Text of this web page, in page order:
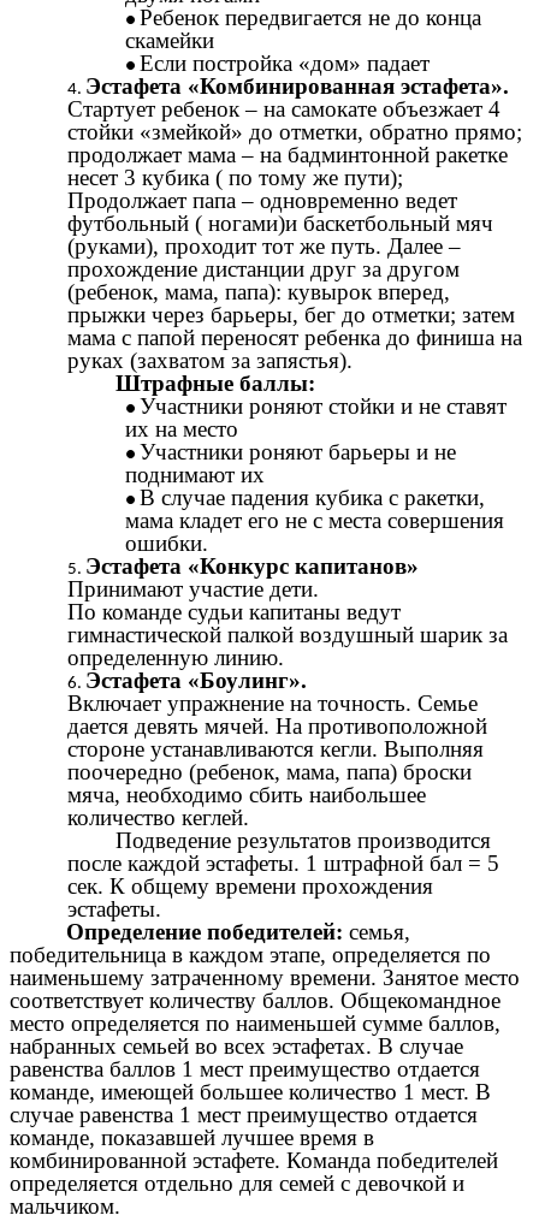
Ребенок передвигается не до конца
скамейки
Если постройка «дом» падает
Эстафета «Комбинированная эстафета».
Стартует ребенок – на самокате объезжает 4
стойки «змейкой» до отметки, обратно прямо;
продолжает мама – на бадминтонной ракетке
несет 3 кубика ( по тому же пути);
Продолжает папа – одновременно ведет
футбольный ( ногами)и баскетбольный мяч
(руками), проходит тот же путь. Далее –
прохождение дистанции друг за другом
(ребенок, мама, папа): кувырок вперед,
прыжки через барьеры, бег до отметки; затем
мама с папой переносят ребенка до финиша на
руках (захватом за запястья).
Штрафные баллы:
Участники роняют стойки и не ставят
их на место
Участники роняют барьеры и не
поднимают их
В случае падения кубика с ракетки,
мама кладет его не с места совершения
ошибки.
Эстафета «Конкурс капитанов»
Принимают участие дети.
По команде судьи капитаны ведут
гимнастической палкой воздушный шарик за
определенную линию.
Эстафета «Боулинг».
Включает упражнение на точность. Семье
дается девять мячей. На противоположной
стороне устанавливаются кегли. Выполняя
поочередно (ребенок, мама, папа) броски
мяча, необходимо сбить наибольшее
количество кеглей.
Подведение результатов производится
после каждой эстафеты. 1 штрафной бал = 5
сек. К общему времени прохождения
эстафеты.
Определение победителей:семья,
победительница в каждом этапе, определяется по
наименьшему затраченному времени. Занятое место
соответствует количеству баллов. Общекомандное
место определяется по наименьшей сумме баллов,
набранных семьей во всех эстафетах. В случае
равенства баллов 1 мест преимущество отдается
команде, имеющей большее количество 1 мест. В
случае равенства 1 мест преимущество отдается
команде, показавшей лучшее время в
комбинированной эстафете. Команда победителей
определяется отдельно для семей с девочкой и
мальчиком.